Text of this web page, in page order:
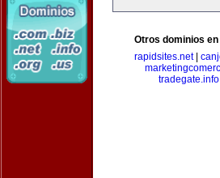
Otros dominios
rapidsites.net|
tradegate.info|